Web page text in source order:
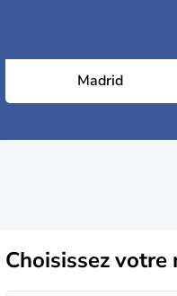
Madrid
Choisissezvotre